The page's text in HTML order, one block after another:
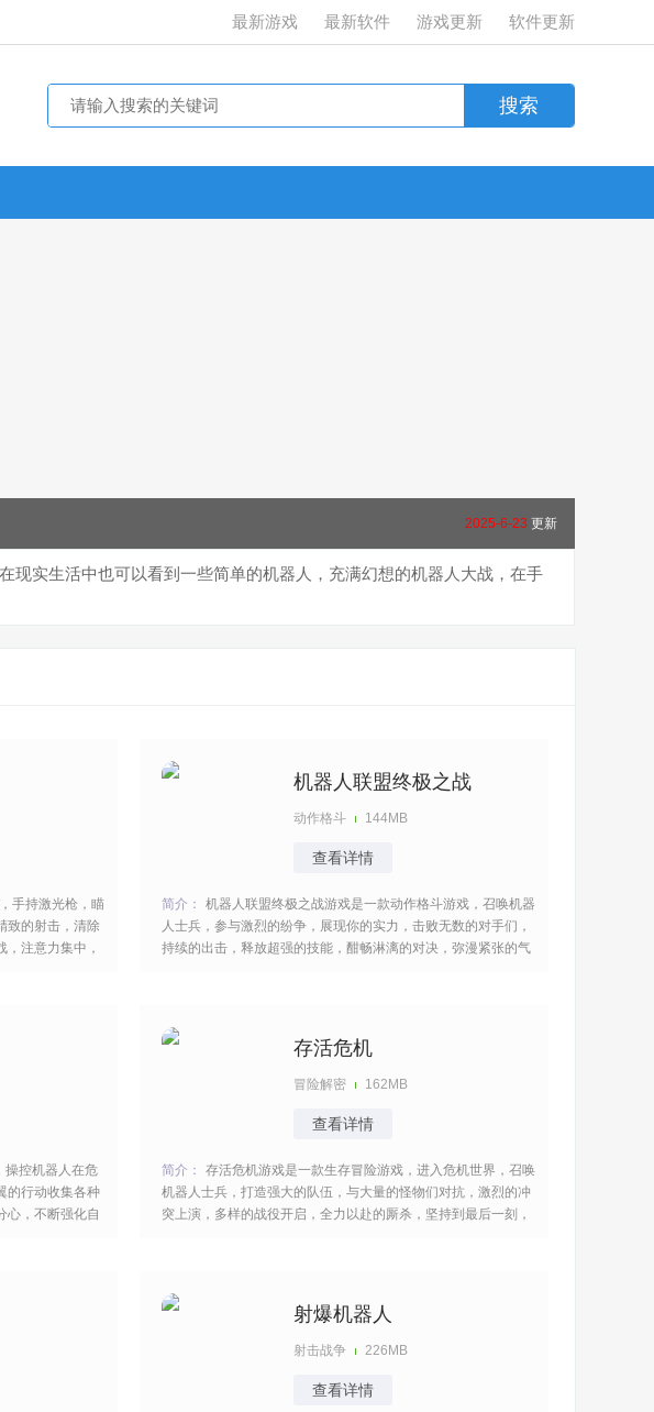
最新游戏 最新软件 游戏更新 软件更新
2025-6-23 更新
实生活中也可以看到一些简单的机器人，充满幻想的机器人大战，在手
手持激光枪，瞄
致的射击，清除
注意力集中，
机器人联盟终极之战
动作格斗 144MB
查看详情
简介：
机器人联盟终极之战游戏是一款动作格斗游戏，召唤机器
人士兵，参与激烈的纷争，展现你的实力，击败无数的对手们，
持续的出击，释放超强的技能，酣畅淋漓的对决，弥漫紧张的气
操控机器人在危
的行动收集各种
心，不断强化自
存活危机
冒险解密 162MB
查看详情
简介：
存活危机游戏是一款生存冒险游戏，进入危机世界，召唤
机器人士兵，打造强大的队伍，与大量的怪物们对抗，激烈的冲
突上演，多样的战役开启，全力以赴的厮杀，坚持到最后一刻，
射爆机器人
射击战争 226MB
查看详情